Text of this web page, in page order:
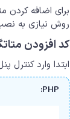
روش نیازی به نصب
کد افزودن
ابتدا وارد
PHP: